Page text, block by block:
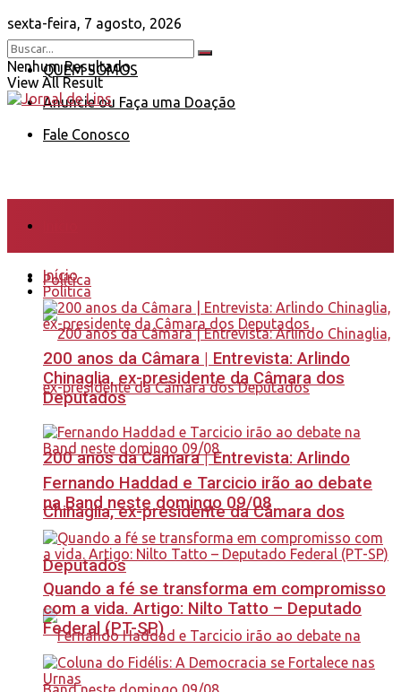
sexta-feira, 7 agosto, 2026
QUEM SOMOS
Anuncie ou Faça uma Doação
Fale Conosco
Nenhum Resultado
View All Result
Política
200 anos da Câmara | Entrevista: Arlindo
Chinaglia, ex-presidente da Câmara dos
Deputados
Início
Política
200 anos da Câmara | Entrevista: Arlindo
Chinaglia, ex-presidente da Câmara dos
Deputados
Fernando Haddad e Tarcicio irão ao debate
na Band neste domingo 09/08
Quando a fé se transforma em compromisso
com a vida. Artigo: Nilto Tatto – Deputado
Federal (PT-SP)